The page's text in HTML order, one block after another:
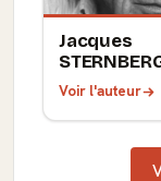
Jacques
Voir l'auteur